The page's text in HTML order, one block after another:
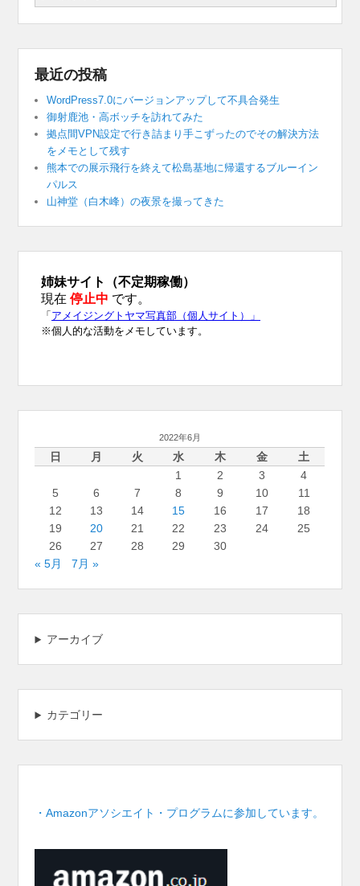
最近の投稿
WordPress7.0にバージョンアップして不具合発生
御射鹿池・高ボッチを訪れてみた
拠点間VPN設定で行き詰まり手こずったのでその解決方法
をメモとして残す
熊本での展示飛行を終えて松島基地に帰還するブルーイン
パルス
山神堂（白木峰）の夜景を撮ってきた
2022年6月
日 月 火 水 木 金
土
1
2 3
4
5
6 7 8 9 10
11
12
13 14 15 16 17
18
19
20 21 22 23 24
25
26
27 28 29
30
« 5月
7月 »
アーカイブ
カテゴリー
・Amazonアソシエイト・プログラムに参加しています。